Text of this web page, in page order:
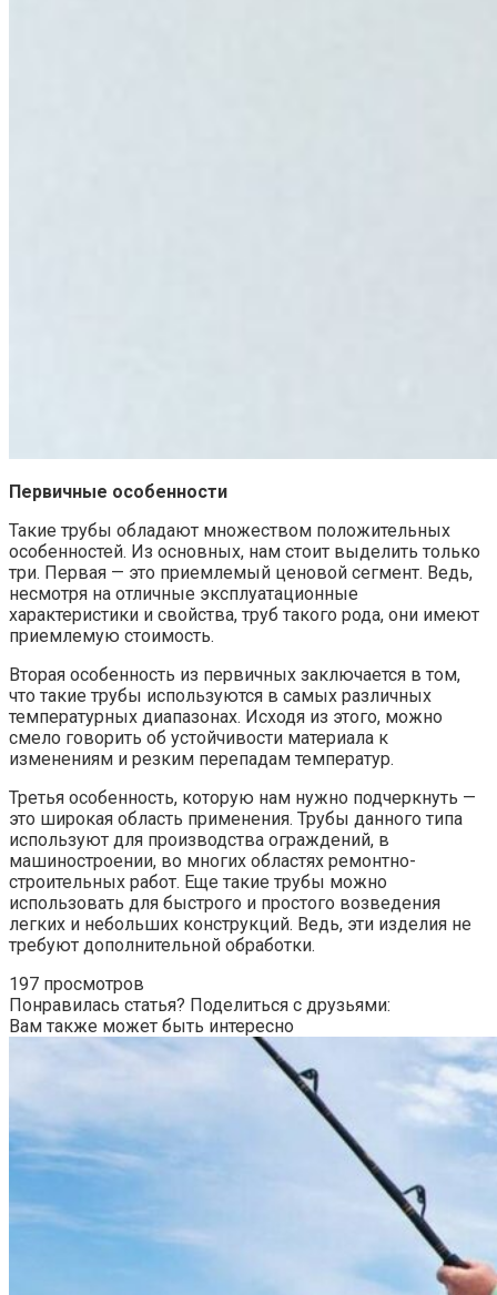
Первичные особенности
Такие трубы обладают множеством положительных
особенностей. Из основных, нам стоит выделить только
три. Первая — это приемлемый ценовой сегмент. Ведь,
несмотря на отличные эксплуатационные
характеристики и свойства, труб такого рода, они имеют
приемлемую стоимость.
Вторая особенность из первичных заключается в том,
что такие трубы используются в самых различных
температурных диапазонах. Исходя из этого, можно
смело говорить об устойчивости материала к
изменениям и резким перепадам температур.
Третья особенность, которую нам нужно подчеркнуть —
это широкая область применения. Трубы данного типа
используют для производства ограждений, в
машиностроении, во многих областях ремонтно-
строительных работ. Еще такие трубы можно
использовать для быстрого и простого возведения
легких и небольших конструкций. Ведь, эти изделия не
требуют дополнительной обработки.
197 просмотров
Понравилась статья? Поделиться с друзьями:
Вам также может быть интересно